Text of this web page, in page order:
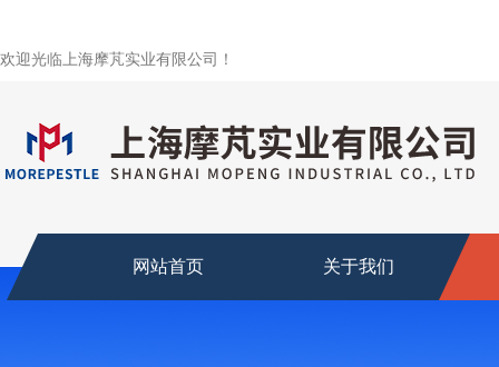
欢迎光临上海摩芃实业有限公司！
网站首页 关于我们